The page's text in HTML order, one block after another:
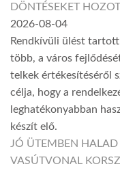
DÖNTÉSEKET
2026-08-04
Rendkívüli ülést
több, a város
telkek értékesítéséről
célja, hogy a
leghatékonyabban
készít elő.
JÓ ÜTEMBEN
VASÚTVONAL